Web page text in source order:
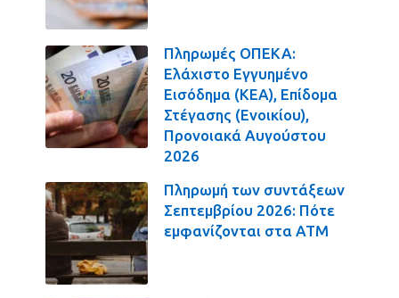
Πληρωμές ΟΠΕΚΑ:
Ελάχιστο Εγγυημένο
Εισόδημα (ΚΕΑ), Επίδομα
Στέγασης (Ενοικίου),
Προνοιακά Αυγούστου
2026
Πληρωμή των συντάξεων
Σεπτεμβρίου 2026: Πότε
εμφανίζονται στα ΑΤΜ